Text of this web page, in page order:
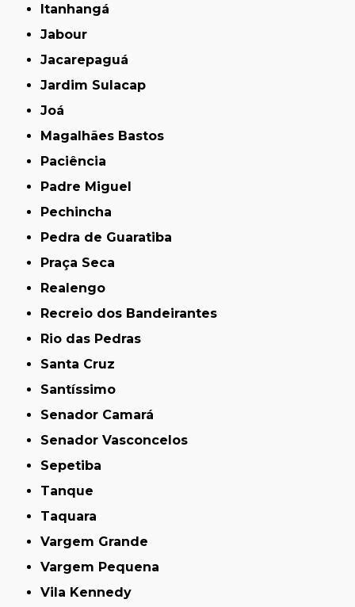
Itanhangá
Jabour
Jacarepaguá
Jardim Sulacap
Joá
Magalhães Bastos
Paciência
Padre Miguel
Pechincha
Pedra de Guaratiba
Praça Seca
Realengo
Recreio dos Bandeirantes
Rio das Pedras
Santa Cruz
Santíssimo
Senador Camará
Senador Vasconcelos
Sepetiba
Tanque
Taquara
Vargem Grande
Vargem Pequena
Vila Kennedy